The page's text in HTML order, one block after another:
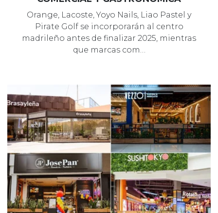
Orange, Lacoste, Yoyo Nails, Liao Pastel y
Pirate Golf se incorporarán al centro
madrileño antes de finalizar 2025, mientras
que marcas com…